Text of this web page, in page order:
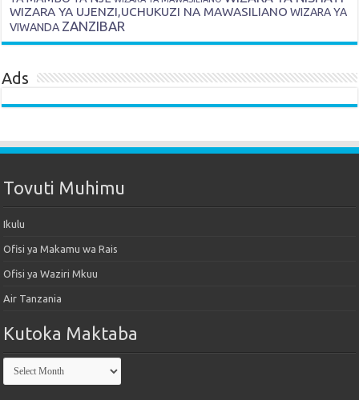
WIZARA YA UJENZI,UCHUKUZI NA MAWASILIANO WIZARA YA
VIWANDA ZANZIBAR
Ads
Tovuti Muhimu
Ikulu
Ofisi ya Makamu wa Rais
Ofisi ya Waziri Mkuu
Air Tanzania
Kutoka Maktaba
Kutoka
Maktaba